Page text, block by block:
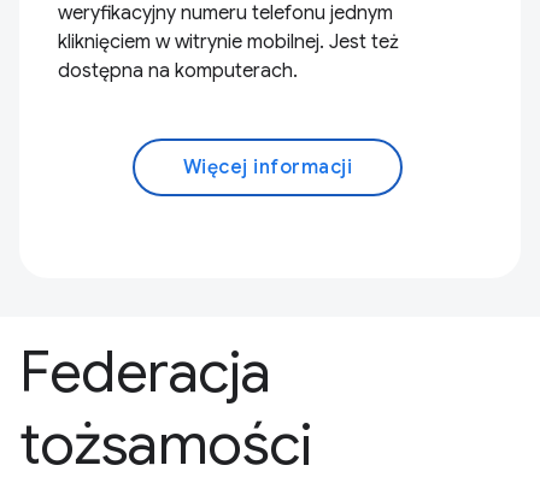
weryfikacyjny numeru telefonu jednym
kliknięciem w witrynie mobilnej. Jest też
dostępna na komputerach.
Więcej informacji
Federacja
tożsamości